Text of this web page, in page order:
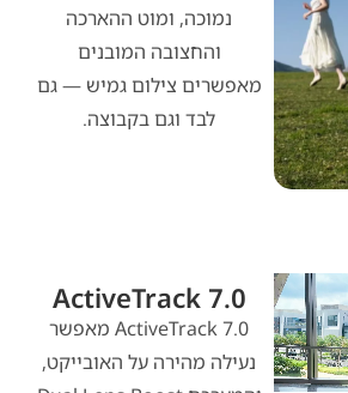
נמוכה, ומוט ההארכה
והחצובה המובנים
מאפשרים צילום גמיש — גם
לבד וגם בקבוצה.
ActiveTrack 7.0
ActiveTrack 7.0 מאפשר
נעילה מהירה על האובייקט,